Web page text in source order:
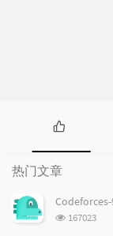
热
门
文
章
热门文章
浏
167023